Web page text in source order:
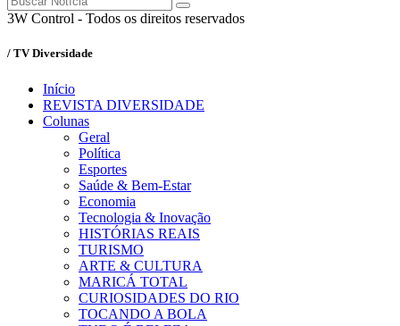
3W Control - Todos os direitos reservados
/ TV Diversidade
Início
REVISTA DIVERSIDADE
Colunas
Geral
Política
Esportes
Saúde & Bem-Estar
Economia
Tecnologia & Inovação
HISTÓRIAS REAIS
TURISMO
ARTE & CULTURA
MARICÁ TOTAL
CURIOSIDADES DO RIO
TOCANDO A BOLA